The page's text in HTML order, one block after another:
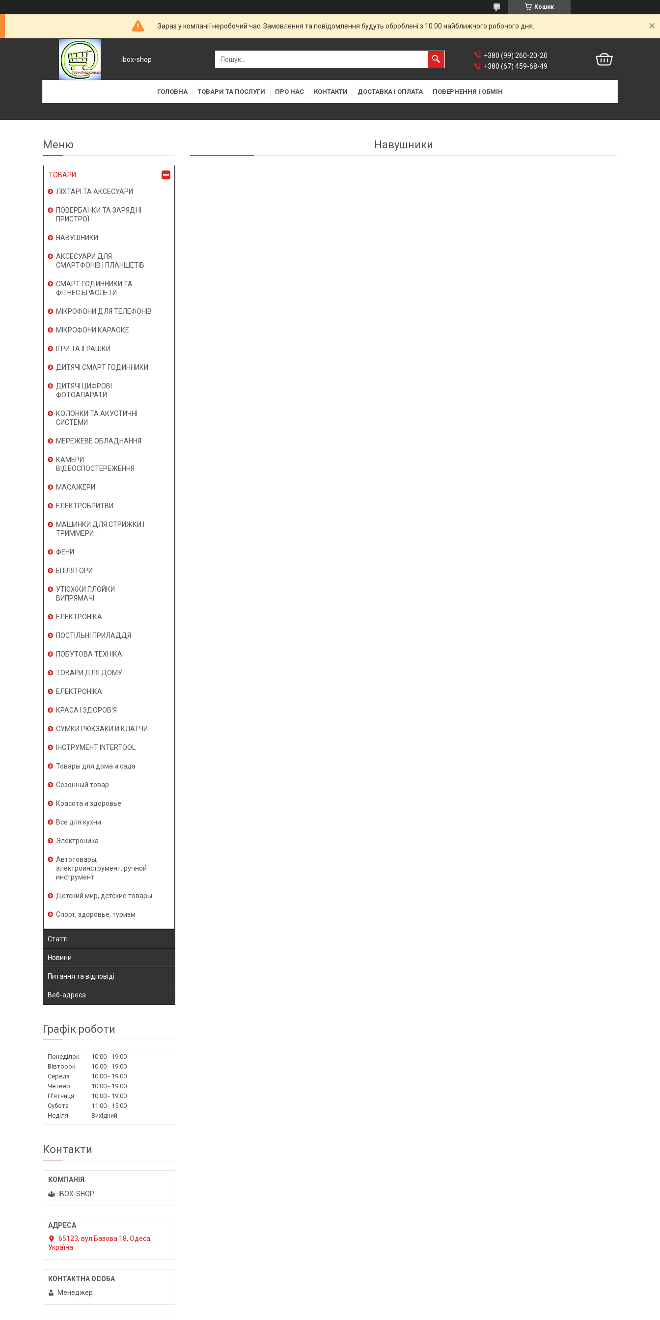
Кошик
Зараз у компанії неробочий час. Замовлення та повідомлення будуть оброблені з 10:00 найближчого робочого дня.
ibox-shop
+380 (99) 260-20-20
+380 (67) 459-68-49
ГОЛОВНА ТОВАРИ ТА ПОСЛУГИ ПРО НАС КОНТАКТИ ДОСТАВКА І ОПЛАТА ПОВЕРНЕННЯ І ОБМІН
Навушники
ТОВАРИ
ЛІХТАРІ ТА АКСЕСУАРИ
ПОВЕРБАНКИ ТА ЗАРЯДНІ
ПРИСТРОЇ
НАВУШНИКИ
АКСЕСУАРИ ДЛЯ
СМАРТФОНІВ І ПЛАНШЕТІВ
СМАРТ ГОДИННИКИ ТА
ФІТНЕС БРАСЛЕТИ
МІКРОФОНИ ДЛЯ ТЕЛЕФОНІВ
МІКРОФОНИ КАРАОКЕ
ІГРИ ТА ІГРАШКИ
ДИТЯЧІ СМАРТ ГОДИННИКИ
ДИТЯЧІ ЦИФРОВІ
ФОТОАПАРАТИ
КОЛОНКИ ТА АКУСТИЧНІ
СИСТЕМИ
МЕРЕЖЕВЕ ОБЛАДНАННЯ
КАМЕРИ
ВІДЕОСПОСТЕРЕЖЕННЯ
МАСАЖЕРИ
ЕЛЕКТРОБРИТВИ
МАШИНКИ ДЛЯ СТРИЖКИ І
ТРИММЕРИ
ФЕНИ
ЕПІЛЯТОРИ
УТЮЖКИ ПЛОЙКИ
ВИПРЯМАЧІ
ЕЛЕКТРОНІКА
ПОСТІЛЬНІ ПРИЛАДДЯ
ПОБУТОВА ТЕХНІКА
ТОВАРИ ДЛЯ ДОМУ
ЕЛЕКТРОНІКА
КРАСА І ЗДОРОВ'Я
СУМКИ РЮКЗАКИ И КЛАТЧИ
ІНСТРУМЕНТ INTERTOOL
Товары для дома и сада
Сезонный товар
Красота и здоровье
Все для кухни
Электроника
Автотовары,
электроинструмент, ручной
инструмент
Детский мир, детские товары
Спорт, здоровье, туризм
Статті
Новини
Питання та відповіді
Веб-адреса
Графік роботи
Понеділок 10:00
19:00
Вівторок
10:00
19:00
Середа
10:00
19:00
Четвер
10:00
19:00
Пʼятниця
10:00
19:00
Субота
11:00
15:00
Неділя
Вихідний
Контакти
IBOX-SHOP
65123, вул.Базова 18, Одеса,
Україна
Менеджер